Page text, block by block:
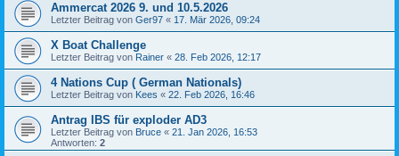
Ammercat 2026 9. und 10.5.2026
Letzter Beitrag von Ger97 « 17. Mär 2026, 09:24
X Boat Challenge
Letzter Beitrag von Rainer « 28. Feb 2026, 12:17
4 Nations Cup ( German Nationals)
Letzter Beitrag von Kees « 22. Feb 2026, 16:46
Antrag IBS für exploder AD3
Letzter Beitrag von Bruce « 21. Jan 2026, 16:53
Antworten: 2